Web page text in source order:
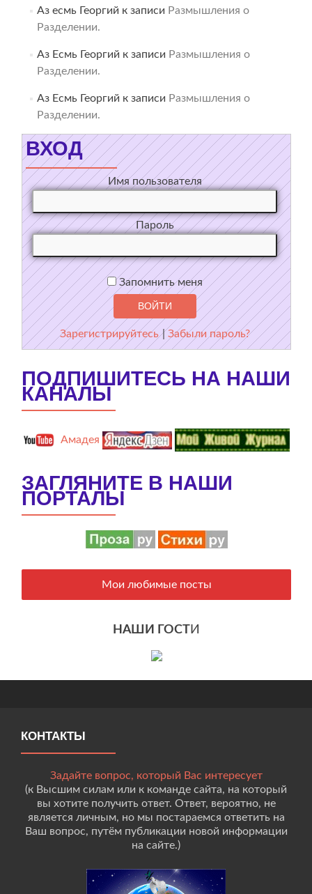
Аз есмь Георгий к записи Размышления о
Разделении.
Аз Есмь Георгий к записи Размышления о
Разделении.
Аз Есмь Георгий к записи Размышления о
Разделении.
ВХОД
Имя пользователя
Пароль
Запомнить меня
Зарегистрируйтесь |Забыли пароль?
ПОДПИШИТЕСЬ НА НАШИ
КАНАЛЫ
Амадея
ЗАГЛЯНИТЕ В НАШИ
ПОРТАЛЫ
Мои любимые посты
НАШИ ГОСТИ
КОНТАКТЫ
Задайте вопрос, который Вас интересует
(к Высшим силам или к команде сайта, на который
вы хотите получить ответ. Ответ, вероятно, не
является личным, но мы постараемся ответить на
Ваш вопрос, путём публикации новой информации
на сайте.)